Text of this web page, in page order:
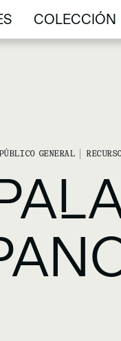
COLECCIÓN
COLECCIÓN
PÚBLICO GENERAL